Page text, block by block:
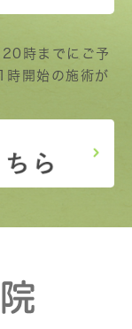
時までにご予
時開始の施術が